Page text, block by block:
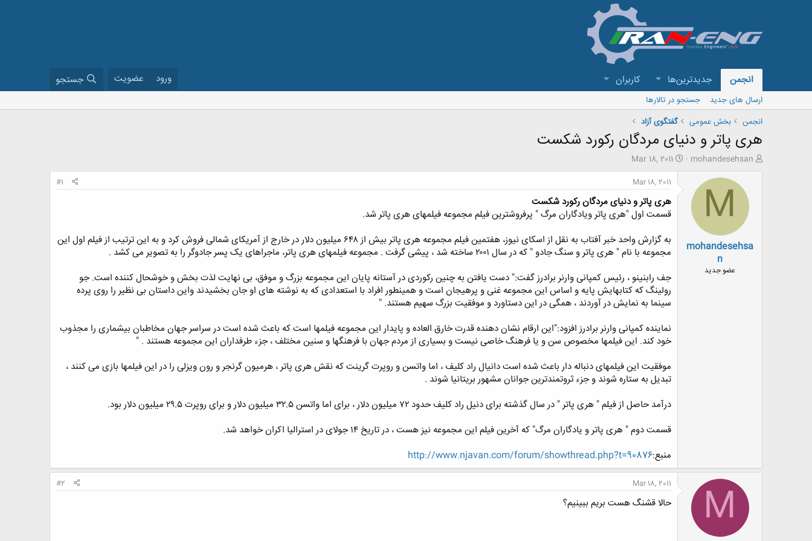
انجمن جدیدترین‌ها کاربران ورود عضویت جستجو
ارسال های جدید
جستجو در تالارها
انجمن
بخش عمومی گفتگوی آزاد
هری پاتر و دنیای مردگان رکورد شکست
ش
ه
mohandesehsan
ت
ا
خ
ش
ع
Mar 18, 2011
M
mohandesehsa
n
عضو جدید
Mar 18, 2011
#1
هری پاتر و دنیای مردگان رکورد شکست
قسمت اول "هری پاتر ویادگاران مرگ " پرفروشترین فیلم مجموعه فیلمهای هری پاتر شد.
به گزارش واحد خبر آفتاب به نقل از اسکای نیوز، هفتمین فیلم مجموعه هری پاتر بیش از ۶۴۸ میلیون دلار در خارج از آمریکای شمالی فروش کرد و به این ترتیب از فیلم اول این
مجموعه با نام " هری پاتر و سنگ جادو " که در سال ۲۰۰۱ ساخته شد ، پیشی گرفت . مجموعه فیلمهای هری پاتر، ماجراهای یک پسر جادوگر را به تصویر می کشد .
جف رابنینو ، رئیس کمپانی وارنر برادرز گفت:" دست یافتن به چنین رکوردی در آستانه پایان این مجموعه بزرگ و موفق، بی نهایت لذت بخش و خوشحال کننده است. جو
رولینگ که کتابهایش پایه و اساس این مجموعه غنی و پرهیجان است و همینطور افراد با استعدادی که به نوشته های او جان بخشیدند واین داستان بی نظیر را روی پرده
سینما به نمایش در آوردند ، همگی در این دستاورد و موفقیت بزرگ سهیم هستند. "
نماینده کمپانی وارنر برادرز افزود:"این ارقام نشان دهنده قدرت خارق العاده و پایدار این مجموعه فیلمها است که باعث شده است در سراسر جهان مخاطبان بیشماری را مجذوب
خود کند. این فیلمها مخصوص سن و یا فرهنگ خاصی نیست و بسیاری از مردم جهان با فرهنگها و سنین مختلف ، جزء طرفداران این مجموعه هستند . "
موفقیت این فیلمهای دنباله دار باعث شده است دانیال راد کلیف ، اما واتسن و روپرت گرینت که نقش هری پاتر ، هرمیون گرنجر و رون ویزلی را در این فیلمها بازی می کنند ،
تبدیل به ستاره شوند و جزء ثروتمندترین جوانان مشهور بریتانیا شوند .
درآمد حاصل از فیلم " هری پاتر " در سال گذشته برای دنیل راد کلیف حدود ۷۲ میلیون دلار ، برای اما واتسن ۳۲.۵ میلیون دلار و برای روپرت ۲۹.۵ میلیون دلار بود.
قسمت دوم " هری پاتر و یادگاران مرگ" که آخرین فیلم این مجموعه نیز هست ، در تاریخ ۱۴ جولای در استرالیا اکران خواهد شد.
منبع:http://www.njavan.com/forum/showthread.php?t=90876
M
Mar 18, 2011
#2
حالا قشنگ هست بریم ببینیم؟